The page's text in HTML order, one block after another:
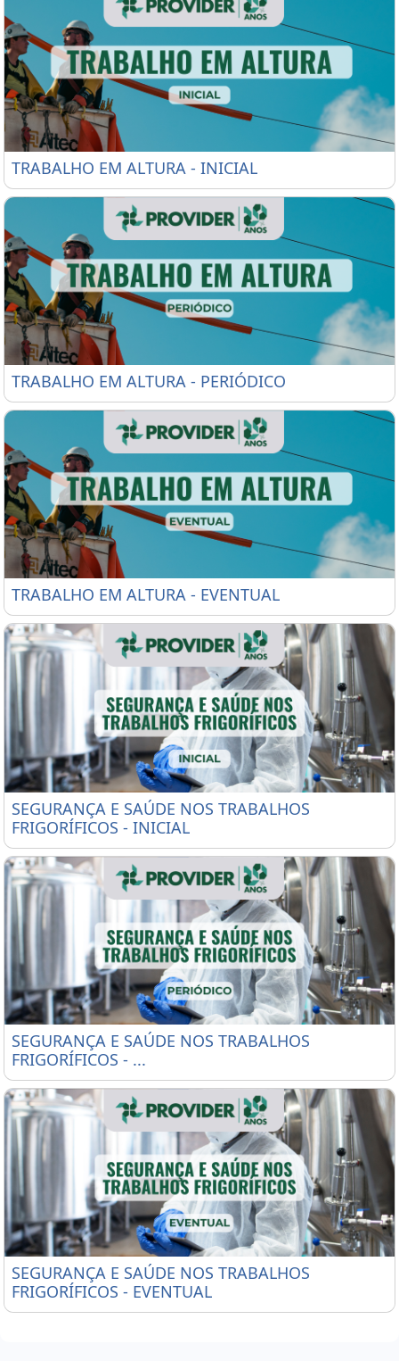
TRABALHO EM ALTURA - INICIAL
TRABALHO EM ALTURA - INICIAL
TRABALHO EM ALTURA - PERIÓDICO
TRABALHO EM ALTURA - PERIÓDICO
TRABALHO EM ALTURA - EVENTUAL
TRABALHO EM ALTURA - EVENTUAL
SEGURANÇA E SAÚDE NOS TRABALHOS
SEGURANÇA E SAÚDE NOS TRABALHOS
FRIGORÍFICOS - INICIAL
SEGURANÇA E SAÚDE NOS TRABALHOS
SEGURANÇA E SAÚDE NOS TRABALHOS
FRIGORÍFICOS - ...
SEGURANÇA E SAÚDE NOS TRABALHOS
SEGURANÇA E SAÚDE NOS TRABALHOS
FRIGORÍFICOS - EVENTUAL